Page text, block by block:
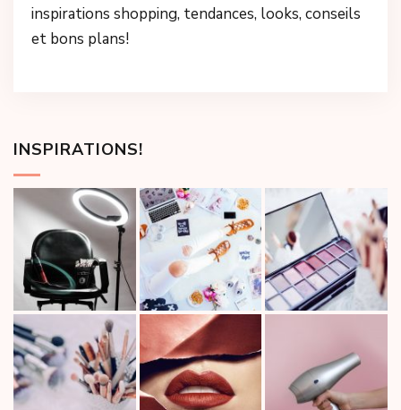
inspirations shopping, tendances, looks, conseils
et bons plans!
INSPIRATIONS!